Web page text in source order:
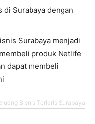
di Surabaya dengan
Surabaya menjadi
produk Netlife
dapat membeli
Bisnis Terlaris Surabaya